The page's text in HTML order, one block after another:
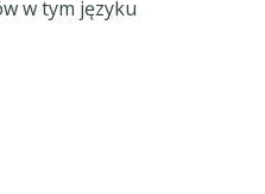
w tym języku